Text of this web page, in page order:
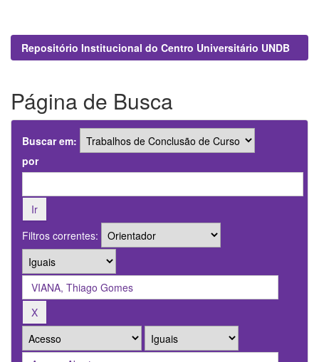
Repositório Institucional do Centro Universitário UNDB
Página de Busca
Buscar em:
por
Filtros correntes: